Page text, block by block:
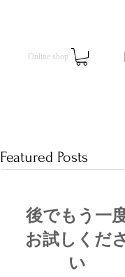
Online shop
Featured Posts
後でもう一
お試しくださ
い